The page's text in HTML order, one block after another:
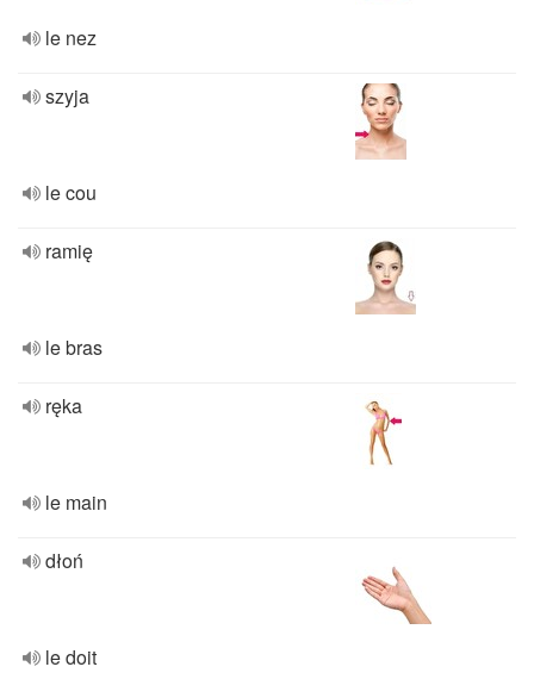
le nez
szyja
le cou
ramię
le bras
ręka
le main
dłoń
le doit